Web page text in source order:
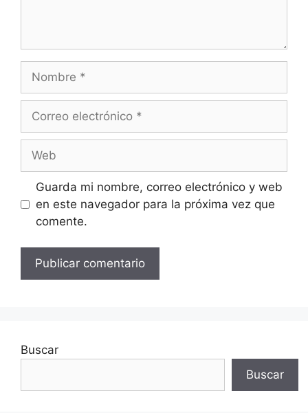
electrónico
Guarda mi nombre, correo electrónico y web
en este navegador para la próxima vez que
comente.
Buscar
Buscar